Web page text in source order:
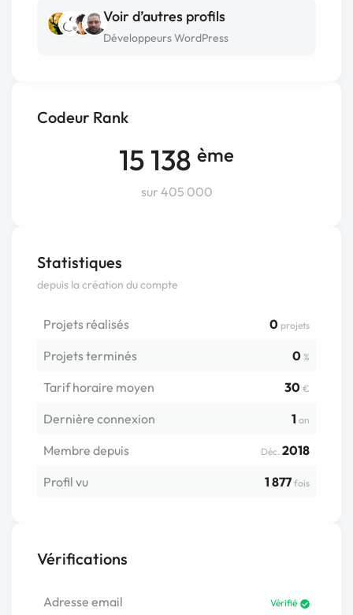
Codeur Rank
15 138 ème
sur 405 000
Statistiques
depuis la création du compte
Projets réalisés 0 projets
Projets terminés 0 %
Tarif horaire moyen 30 €
Dernière connexion 1 an
Membre depuis Déc. 2018
Profil vu
1 877 fois
Vérifications
Adresse email Vérifié
Voir d’autres profils
Développeurs WordPress